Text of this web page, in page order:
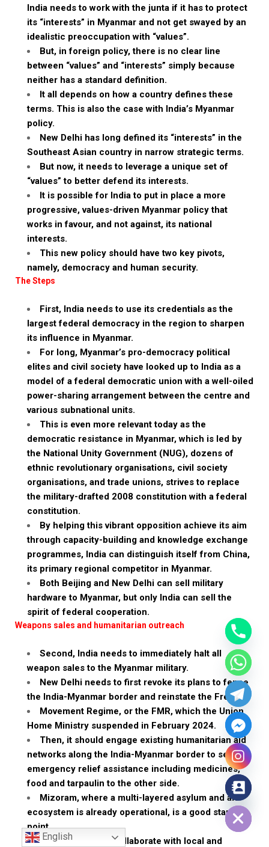
India needs to work with the junta if it has to protect
its “interests” in Myanmar and not get swayed by an
idealistic preoccupation with “values”.
But, in foreign policy, there is no clear line
between “values” and “interests” simply because
neither has a standard definition.
It all depends on how a country defines these
terms. This is also the case with India’s Myanmar
policy.
New Delhi has long defined its “interests” in the
Southeast Asian country in narrow strategic terms.
But now, it needs to leverage a unique set of
“values” to better defend its interests.
It is possible for India to put in place a more
progressive, values-driven Myanmar policy that
works in favour, and not against, its national
interests.
This new policy should have two key pivots,
namely, democracy and human security.
The Steps
First, India needs to use its credentials as the
largest federal democracy in the region to sharpen
its influence in Myanmar.
For long, Myanmar’s pro-democracy political
elites and civil society have looked up to India as a
model of a federal democratic union with a well-oiled
power-sharing arrangement between the centre and
various subnational units.
This is even more relevant today as the
democratic resistance in Myanmar, which is led by
the National Unity Government (NUG), dozens of
ethnic revolutionary organisations, civil society
organisations, and trade unions, strives to replace
the military-drafted 2008 constitution with a federal
constitution.
By helping this vibrant opposition achieve its aim
through capacity-building and knowledge exchange
programmes, India can distinguish itself from China,
its primary regional competitor in Myanmar.
Both Beijing and New Delhi can sell military
hardware to Myanmar, but only India can sell the
spirit of federal cooperation.
Weapons sales and humanitarian outreach
Second, India needs to immediately halt all
weapon sales to the Myanmar military.
New Delhi needs to first revoke its plans to fence
the India-Myanmar border and reinstate the Free
Movement Regime, or the FMR, which the Union
Home Ministry suspended in February 2024.
Then, it should engage existing humanitarian aid
networks along the India-Myanmar border to send
emergency relief assistance including medicines,
food and tarpaulin to the other side.
Mizoram, where a multi-layered asylum and aid
ecosystem is already operational, is a good starting
point.
India should also collaborate with local and
English
Hide chaty